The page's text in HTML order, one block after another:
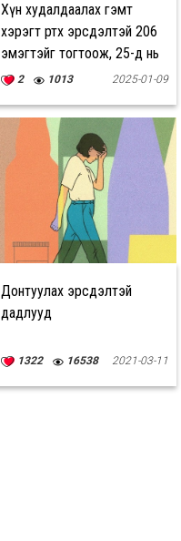
Хүн худалдаалах гэмт
хэрэгт өртөх эрсдэлтэй 206
эмэгтэйг тогтоож, 25-д нь
тусламж үзүүлжээ
2 1013 2025-01-09
Донтуулах эрсдэлтэй
дадлууд
1322 16538 2021-03-11